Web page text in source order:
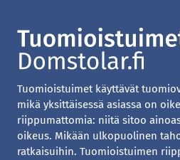
Tuomioistuimet käyttävät
mikä yksittäisessä asiassa on
riippumattomia: niitä sitoo
oikeus. Mikään ulkopuolinen
ratkaisuihin. Tuomioistuimen